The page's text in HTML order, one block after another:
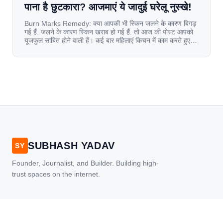
पाना है छुटकारा? आजमाएं ये जादुई घरेलू नुस्खे!
Burn Marks Remedy: क्या आपकी भी स्किन जलने के कारण बिगड़
गई हैं. जलने के कारण स्किन खराब हो गई हैं. तो आज की पोस्ट आपको
यूजफुल साबित होने वाली हैं। कई बार महिलाएं किचन में काम करते हुए
[…]
SY SUBHASH YADAV
Founder, Journalist, and Builder. Building high-
trust spaces on the internet.